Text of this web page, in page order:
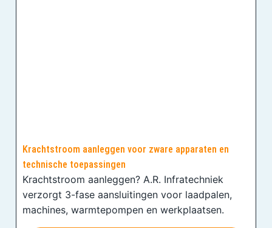
Krachtstroom aanleggen voor zware apparaten en
technische toepassingen
Krachtstroom aanleggen? A.R. Infratechniek
verzorgt 3-fase aansluitingen voor laadpalen,
machines, warmtepompen en werkplaatsen.